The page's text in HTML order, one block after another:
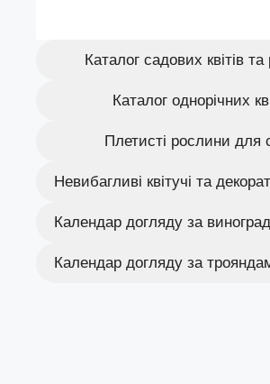
Каталог садових квітів
Каталог однорічних
Плетисті рослини для
Невибагливі квітучі та
Календар догляду за
Календар догляду за